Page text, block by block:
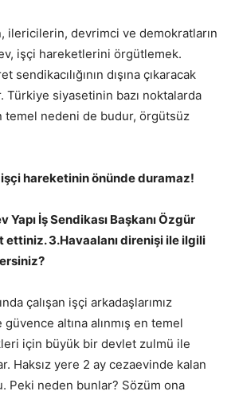
ilericilerin, devrimci ve demokratların
işçi hareketlerini örgütlemek.
sendikacılığının dışına çıkaracak
Türkiye siyasetinin bazı noktalarda
temel nedeni de budur, örgütsüz
hareketinin önünde duramaz!
Yapı İş Sendikası Başkanı Özgür
ettiniz. 3.Havaalanı direnişi ile ilgili
çalışan işçi arkadaşlarımız
altına alınmış en temel
için büyük bir devlet zulmü ile
Haksız yere 2 ay cezaevinde kalan
Peki neden bunlar? Sözüm ona